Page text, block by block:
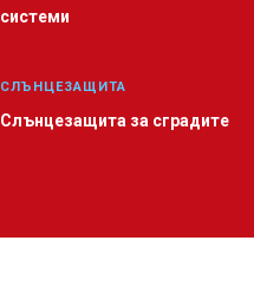
системи
СЛЪНЦЕЗАЩИТА
Слънцезащита за сградите